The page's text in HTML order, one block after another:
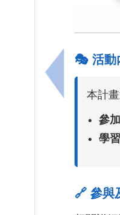
上一筆：「
🎭 活動
本計
參
學
🔗 參與